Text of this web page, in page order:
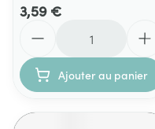
3,59 €
Ajouter au panier